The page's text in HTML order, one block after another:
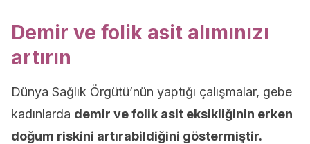
Demir ve folik asit alımınızı
artırın
Dünya Sağlık Örgütü’nün yaptığı çalışmalar, gebe
kadınlarda demir ve folik asit eksikliğinin erken
doğum riskini artırabildiğini göstermiştir.